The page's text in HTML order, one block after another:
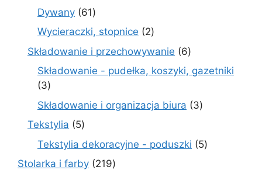
produkty
Dywany 6161
produktów
Wycieraczki, stopnice 22
produkty
Składowanie i przechowywanie 66
produktów
Składowanie - pudełka, koszyki, gazetniki
33
produkty
Składowanie i organizacja biura 33
Tekstylia 55
produktów
Tekstylia dekoracyjne - poduszki 55
Stolarka i farby 219219